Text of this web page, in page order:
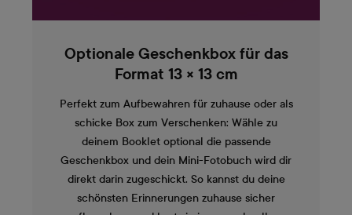
Optionale Geschenkbox für das
Format 13 × 13 cm
Perfekt zum Aufbewahren für zuhause oder als
schicke Box zum Verschenken: Wähle zu
deinem Booklet optional die passende
Geschenkbox und dein Mini-Fotobuch wird dir
direkt darin zugeschickt. So kannst du deine
schönsten Erinnerungen zuhause sicher